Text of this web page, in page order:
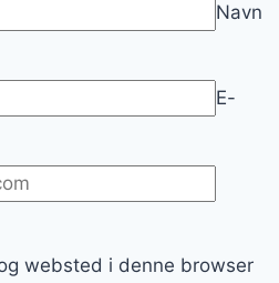
Navn
E-
websted i denne browser